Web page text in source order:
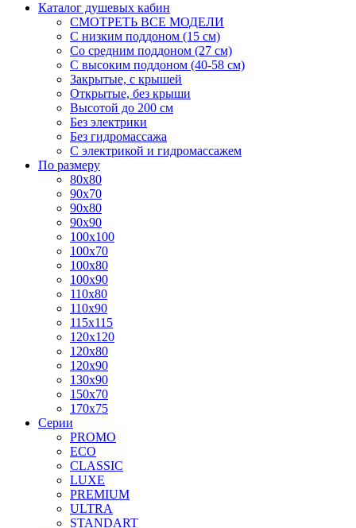
Каталог душевых кабин
СМОТРЕТЬ ВСЕ МОДЕЛИ
С низким поддоном (15 см)
Со средним поддоном (27 см)
С высоким поддоном (40-58 см)
Закрытые, с крышей
Открытые, без крыши
Высотой до 200 см
Без электрики
Без гидромассажа
С электрикой и гидромассажем
По размеру
80x80
90x70
90x80
90x90
100x100
100x70
100x80
100x90
110x80
110x90
115x115
120x120
120x80
120x90
130x90
150x70
170x75
Серии
PROMO
ECO
CLASSIC
LUXE
PREMIUM
ULTRA
STANDART